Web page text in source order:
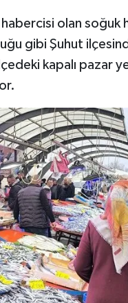
olan soğuk
gibi Şuhut
kapalı pazar